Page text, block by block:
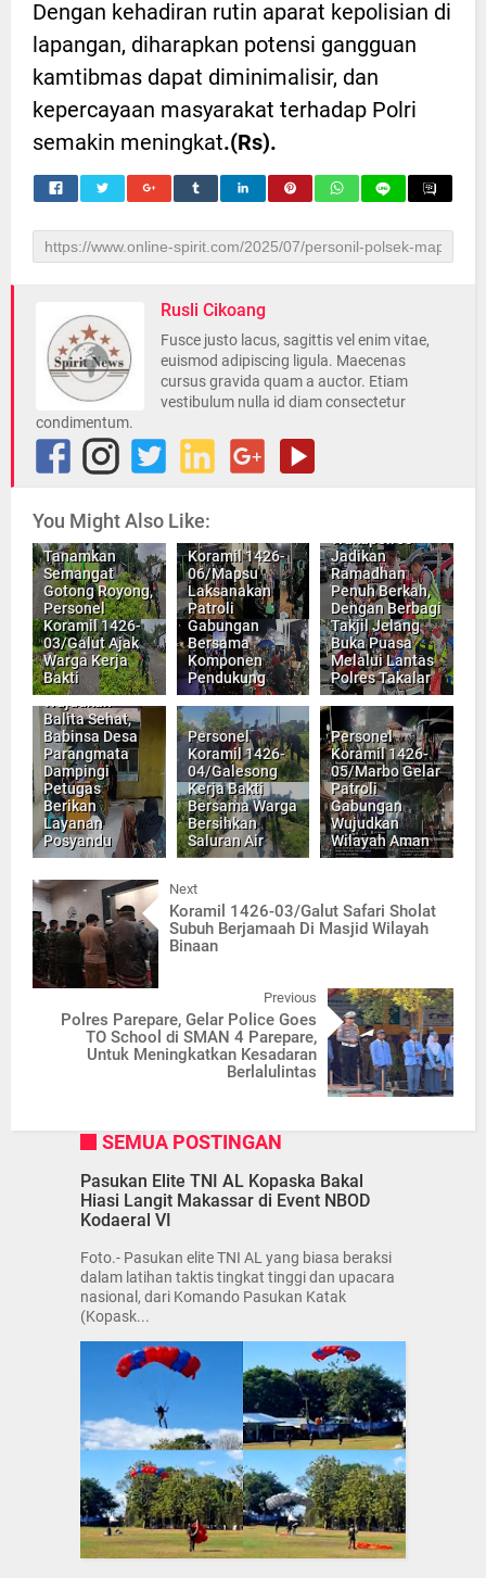
Dengan kehadiran rutin aparat kepolisian di
lapangan, diharapkan potensi gangguan
kamtibmas dapat diminimalisir, dan
kepercayaan masyarakat terhadap Polri
semakin meningkat.(Rs).
Rusli Cikoang
Fusce justo lacus, sagittis vel enim vitae,
euismod adipiscing ligula. Maecenas
cursus gravida quam a auctor. Etiam
vestibulum nulla id diam consectetur
condimentum.
You Might Also Like:
Tanamkan
Semangat
Gotong Royong,
Personel
Koramil 1426-
03/Galut Ajak
Warga Kerja
Bakti
Koramil 1426-
06/Mapsu
Laksanakan
Patroli
Gabungan
Bersama
Komponen
Pendukung
Wakapolres
Jadikan
Ramadhan
Penuh Berkah,
Dengan Berbagi
Takjil Jelang
Buka Puasa
Melalui Lantas
Polres Takalar
Wujudkan
Balita Sehat,
Babinsa Desa
Parangmata
Dampingi
Petugas
Berikan
Layanan
Posyandu
Personel
Koramil 1426-
04/Galesong
Kerja Bakti
Bersama Warga
Bersihkan
Saluran Air
Personel
Koramil 1426-
05/Marbo Gelar
Patroli
Gabungan
Wujudkan
Wilayah Aman
Next
Koramil 1426-03/Galut Safari Sholat
Subuh Berjamaah Di Masjid Wilayah
Binaan
Previous
Polres Parepare, Gelar Police Goes
TO School di SMAN 4 Parepare,
Untuk Meningkatkan Kesadaran
Berlalulintas
SEMUA POSTINGAN
Pasukan Elite TNI AL Kopaska Bakal
Hiasi Langit Makassar di Event NBOD
Kodaeral VI
Foto.- Pasukan elite TNI AL yang biasa beraksi
dalam latihan taktis tingkat tinggi dan upacara
nasional, dari Komando Pasukan Katak
(Kopask...